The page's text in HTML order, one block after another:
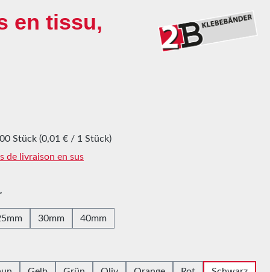
en tissu,
Stück (0,01 € / 1 Stück)
de livraison en sus
30mm 40mm